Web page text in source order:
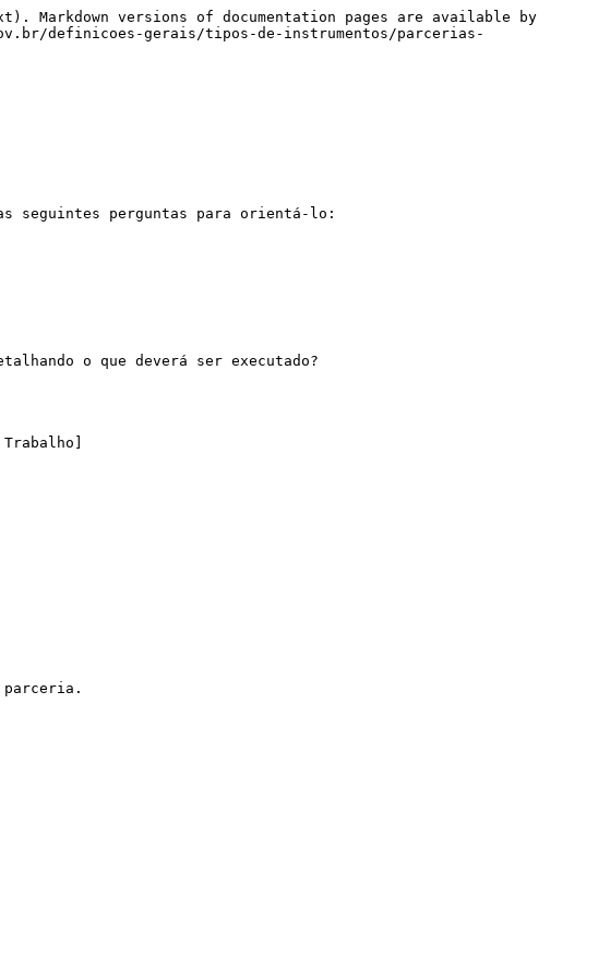
Markdown versions of documentation pages are available by
definicoes-gerais/tipos-de-instrumentos/parcerias-
seguintes perguntas para orientá-lo:
o que deverá ser executado?
parceria.